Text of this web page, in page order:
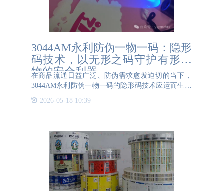
3044AM永利防伪一物一码：隐形
码技术，以无形之码守护有形之
物的安全利器
在商品流通日益广泛、防伪需求愈发迫切的当下，
3044AM永利防伪一物一码的隐形码技术应运而生。
航。 隐形码技术，以微米级点阵为单位，在极小的
2026-05-18 10:39